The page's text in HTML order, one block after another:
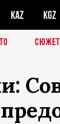
KAZ KGZ